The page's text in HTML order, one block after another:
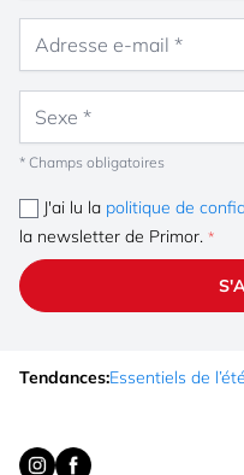
* Champs obligatoires
J'ai lu la politique de
la newsletter de Primor.
Tendances:Essentiels de l’été